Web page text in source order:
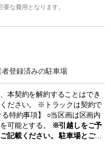
な費用となります。
登録済みの駐車場
本契約を解約することはでき
ださい。 ※トラックは契約で
可能とする。 ※引越しをご予
記載ください。 駐車場とご入
合、ご契約理由をお聞きする